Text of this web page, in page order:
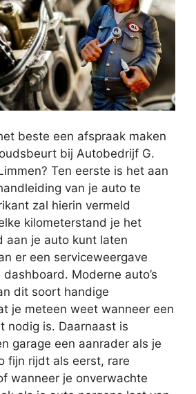
beste een afspraak maken
bij Autobedrijf G.
Ten eerste is het aan
van je auto te
zal hierin vermeld
kilometerstand je het
aan je auto kunt laten
er een serviceweergave
Moderne auto’s
dit soort handige
je meteen weet wanneer een
nodig is. Daarnaast is
garage een aanrader als je
fijn rijdt als eerst, rare
wanneer je onverwachte